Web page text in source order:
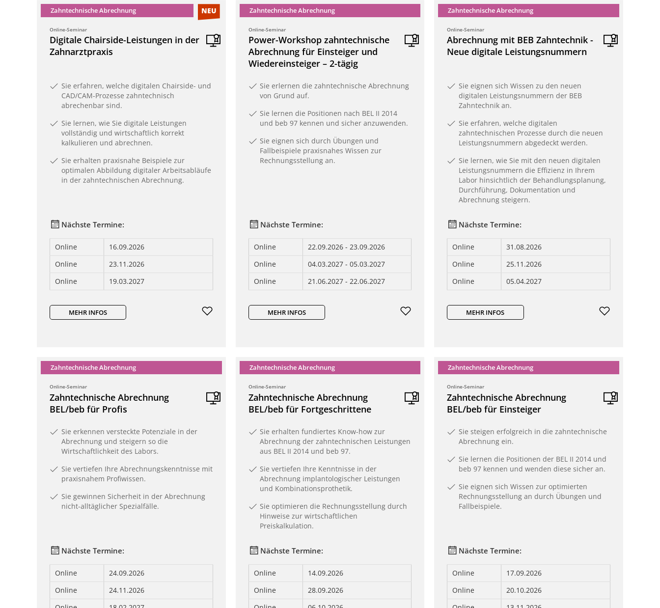
Zahntechnische Abrechnung NEU
Online-Seminar
Digitale Chairside-Leistungen in der
Zahnarztpraxis
Sie erfahren, welche digitalen Chairside- und
CAD/CAM-Prozesse zahntechnisch
abrechenbar sind.
Sie lernen, wie Sie digitale Leistungen
vollständig und wirtschaftlich korrekt
kalkulieren und abrechnen.
Sie erhalten praxisnahe Beispiele zur
optimalen Abbildung digitaler Arbeitsabläufe
in der zahntechnischen Abrechnung.
Nächste Termine:
Online
16.09.2026
Online
23.11.2026
Online
19.03.2027
MEHR INFOS
Zahntechnische Abrechnung
Online-Seminar
Power-Workshop zahntechnische
Abrechnung für Einsteiger und
Wiedereinsteiger – 2-tägig
Sie erlernen die zahntechnische Abrechnung
von Grund auf.
Sie lernen die Positionen nach BEL II 2014
und beb 97 kennen und sicher anzuwenden.
Sie eignen sich durch Übungen und
Fallbeispiele praxisnahes Wissen zur
Rechnungsstellung an.
Nächste Termine:
Online
22.09.2026 - 23.09.2026
Online
04.03.2027 - 05.03.2027
Online
21.06.2027 - 22.06.2027
MEHR INFOS
Zahntechnische Abrechnung
Online-Seminar
Abrechnung mit BEB Zahntechnik -
Neue digitale Leistungsnummern
Sie eignen sich Wissen zu den neuen
digitalen Leistungsnummern der BEB
Zahntechnik an.
Sie erfahren, welche digitalen
zahntechnischen Prozesse durch die neuen
Leistungsnummern abgedeckt werden.
Sie lernen, wie Sie mit den neuen digitalen
Leistungsnummern die Effizienz in Ihrem
Labor hinsichtlich der Behandlungsplanung,
Durchführung, Dokumentation und
Abrechnung steigern.
Nächste Termine:
Online
31.08.2026
Online
25.11.2026
Online
05.04.2027
MEHR INFOS
Zahntechnische Abrechnung
Online-Seminar
Zahntechnische Abrechnung
BEL/beb für Profis
Sie erkennen versteckte Potenziale in der
Abrechnung und steigern so die
Wirtschaftlichkeit des Labors.
Sie vertiefen Ihre Abrechnungskenntnisse mit
praxisnahem Profiwissen.
Sie gewinnen Sicherheit in der Abrechnung
nicht-alltäglicher Spezialfälle.
Nächste Termine:
Online
24.09.2026
Online
24.11.2026
Zahntechnische Abrechnung
Online-Seminar
Zahntechnische Abrechnung
BEL/beb für Fortgeschrittene
Sie erhalten fundiertes Know-how zur
Abrechnung der zahntechnischen Leistungen
aus BEL II 2014 und beb 97.
Sie vertiefen Ihre Kenntnisse in der
Abrechnung implantologischer Leistungen
und Kombinationsprothetik.
Sie optimieren die Rechnungsstellung durch
Hinweise zur wirtschaftlichen
Preiskalkulation.
Nächste Termine:
Online
14.09.2026
Online
28.09.2026
Zahntechnische Abrechnung
Online-Seminar
Zahntechnische Abrechnung
BEL/beb für Einsteiger
Sie steigen erfolgreich in die zahntechnische
Abrechnung ein.
Sie lernen die Positionen der BEL II 2014 und
beb 97 kennen und wenden diese sicher an.
Sie eignen sich Wissen zur optimierten
Rechnungsstellung an durch Übungen und
Fallbeispiele.
Nächste Termine:
Online
17.09.2026
Online
20.10.2026